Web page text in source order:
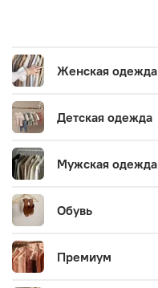
Женская одежда
Детская одежда
Мужская одежда
Обувь
Премиум